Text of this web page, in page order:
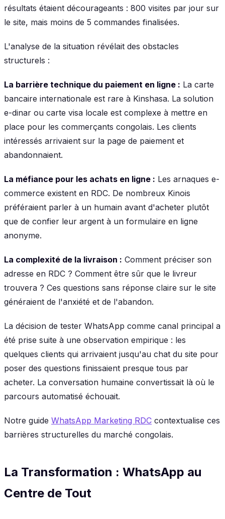
résultats étaient décourageants : 800 visites par jour sur
le site, mais moins de 5 commandes finalisées.
L'analyse de la situation révélait des obstacles
structurels :
La barrière technique du paiement en ligne : La carte
bancaire internationale est rare à Kinshasa. La solution
e-dinar ou carte visa locale est complexe à mettre en
place pour les commerçants congolais. Les clients
intéressés arrivaient sur la page de paiement et
abandonnaient.
La méfiance pour les achats en ligne : Les arnaques e-
commerce existent en RDC. De nombreux Kinois
préféraient parler à un humain avant d'acheter plutôt
que de confier leur argent à un formulaire en ligne
anonyme.
La complexité de la livraison : Comment préciser son
adresse en RDC ? Comment être sûr que le livreur
trouvera ? Ces questions sans réponse claire sur le site
généraient de l'anxiété et de l'abandon.
La décision de tester WhatsApp comme canal principal a
été prise suite à une observation empirique : les
quelques clients qui arrivaient jusqu'au chat du site pour
poser des questions finissaient presque tous par
acheter. La conversation humaine convertissait là où le
parcours automatisé échouait.
Notre guide WhatsApp Marketing RDC contextualise ces
barrières structurelles du marché congolais.
La Transformation : WhatsApp au
Centre de Tout